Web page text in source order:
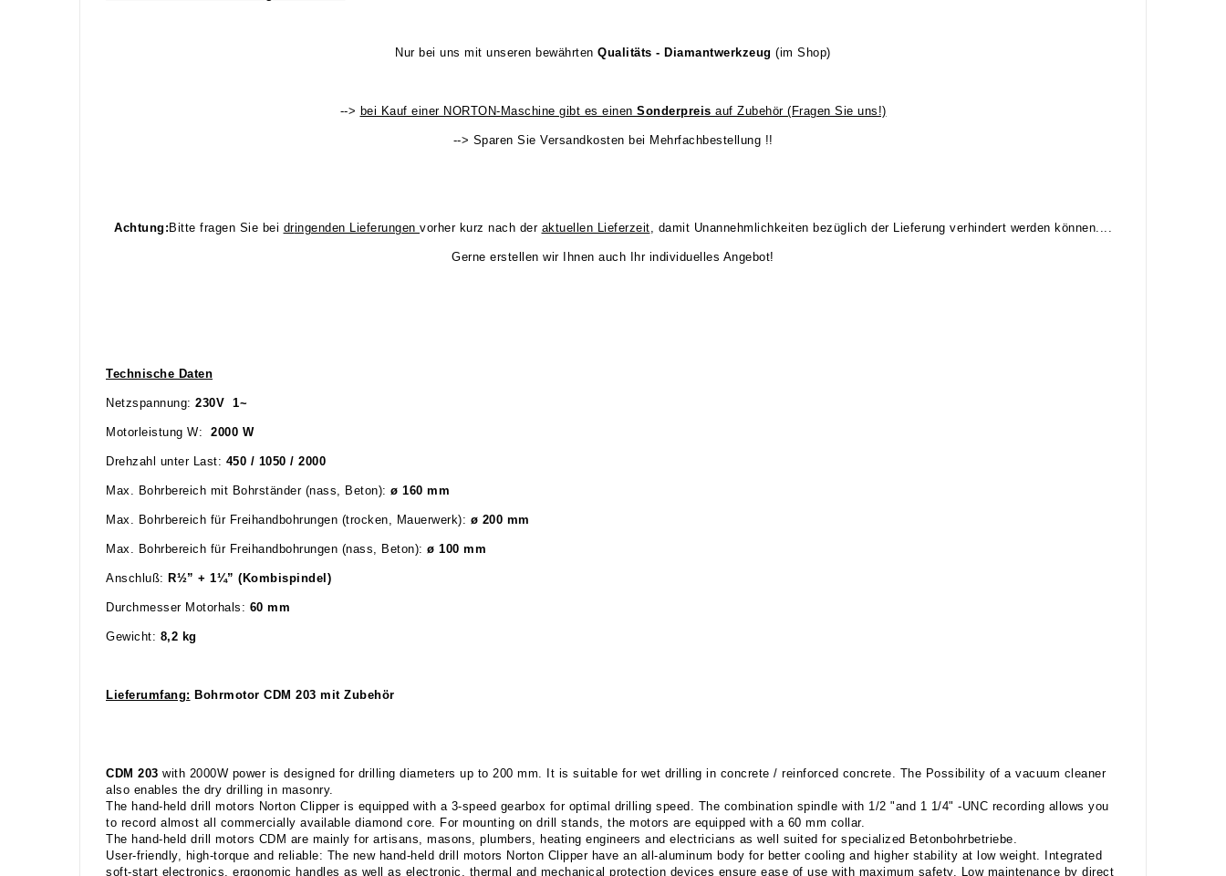
Nur bei uns mit unseren bewährtenQualitäts - Diamantwerkzeug (im Shop)
--> bei Kauf einer NORTON-Maschine gibt es einen Sonderpreis auf Zubehör (Fragen Sie uns!)
--> Sparen Sie Versandkosten bei Mehrfachbestellung !!
Achtung: Bitte fragen Sie bei dringenden Lieferungen vorher kurz nach der aktuellen Lieferzeit, damit Unannehmlichkeiten bezüglich der Lieferung verhindert werden können....
Gerne erstellen wir Ihnen auch Ihr individuelles Angebot!
Technische Daten
Netzspannung: 230V 1~
Motorleistung W: 2000 W
Drehzahl unter Last: 450 / 1050 / 2000
Max. Bohrbereich mit Bohrständer (nass, Beton): ø 160 mm
Max. Bohrbereich für Freihandbohrungen (trocken, Mauerwerk): ø 200 mm
Max. Bohrbereich für Freihandbohrungen (nass, Beton): ø 100 mm
Anschluß: R½” + 1¼” (Kombispindel)
Durchmesser Motorhals: 60 mm
Gewicht: 8,2 kg
Lieferumfang: Bohrmotor CDM 203 mit Zubehör
CDM 203 with 2000W power is designed for drilling diameters up to 200 mm. It is suitable for wet drilling in concrete / reinforced concrete. The Possibility of a vacuum cleaner
also enables the dry drilling in masonry.
The hand-held drill motors Norton Clipper is equipped with a 3-speed gearbox for optimal drilling speed. The combination spindle with 1/2 "and 1 1/4" -UNC recording allows you
to record almost all commercially available diamond core. For mounting on drill stands, the motors are equipped with a 60 mm collar.
The hand-held drill motors CDM are mainly for artisans, masons, plumbers, heating engineers and electricians as well suited for specialized Betonbohrbetriebe.
User-friendly, high-torque and reliable: The new hand-held drill motors Norton Clipper have an all-aluminum body for better cooling and higher stability at low weight. Integrated
soft-start electronics, ergonomic handles as well as electronic, thermal and mechanical protection devices ensure ease of use with maximum safety. Low maintenance by direct